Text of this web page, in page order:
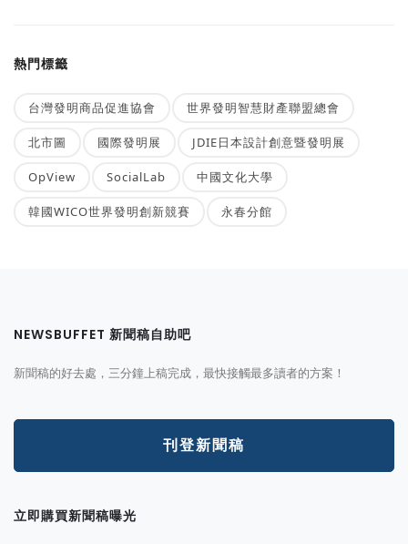
熱門標籤
台灣發明商品促進協會 世界發明智慧財產聯盟總會
北市圖 國際發明展 JDIE日本設計創意暨發明展
OpView SocialLab 中國文化大學
韓國WICO世界發明創新競賽 永春分館
NEWSBUFFET 新聞稿自助吧
新聞稿的好去處，三分鐘上稿完成，最快接觸最多讀者的方案！
刊登新聞稿
立即購買新聞稿曝光